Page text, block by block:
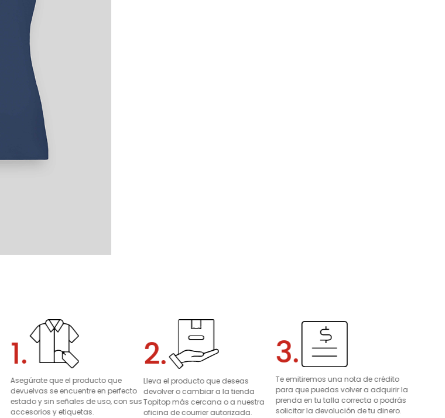
1.
Asegúrate que el producto que
devuelvas se encuentre en perfecto
estado y sin señales de uso, con sus
accesorios y etiquetas.
2.
Lleva el producto que deseas
devolver o cambiar a la tienda
Topitop más cercana o a nuestra
oficina de courrier autorizada.
3.
Te emitiremos una nota de crédito
para que puedas volver a adquirir la
prenda en tu talla correcta o podrás
solicitar la devolución de tu dinero.